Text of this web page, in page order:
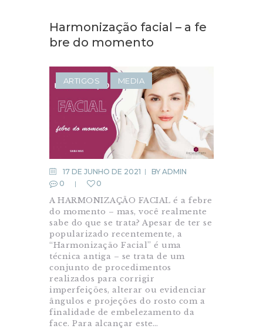
Harmonização facial – a fe
bre do momento
ARTIGOS MEDIA
17 DE JUNHO DE 2021 BY ADMIN
0
0
A HARMONIZAÇÃO FACIAL é a febre
do momento – mas, você realmente
sabe do que se trata? Apesar de ter se
popularizado recentemente, a
“Harmonização Facial” é uma
técnica antiga – se trata de um
conjunto de procedimentos
realizados para corrigir
imperfeições, alterar ou evidenciar
ângulos e projeções do rosto com a
finalidade de embelezamento da
face. Para alcançar este…